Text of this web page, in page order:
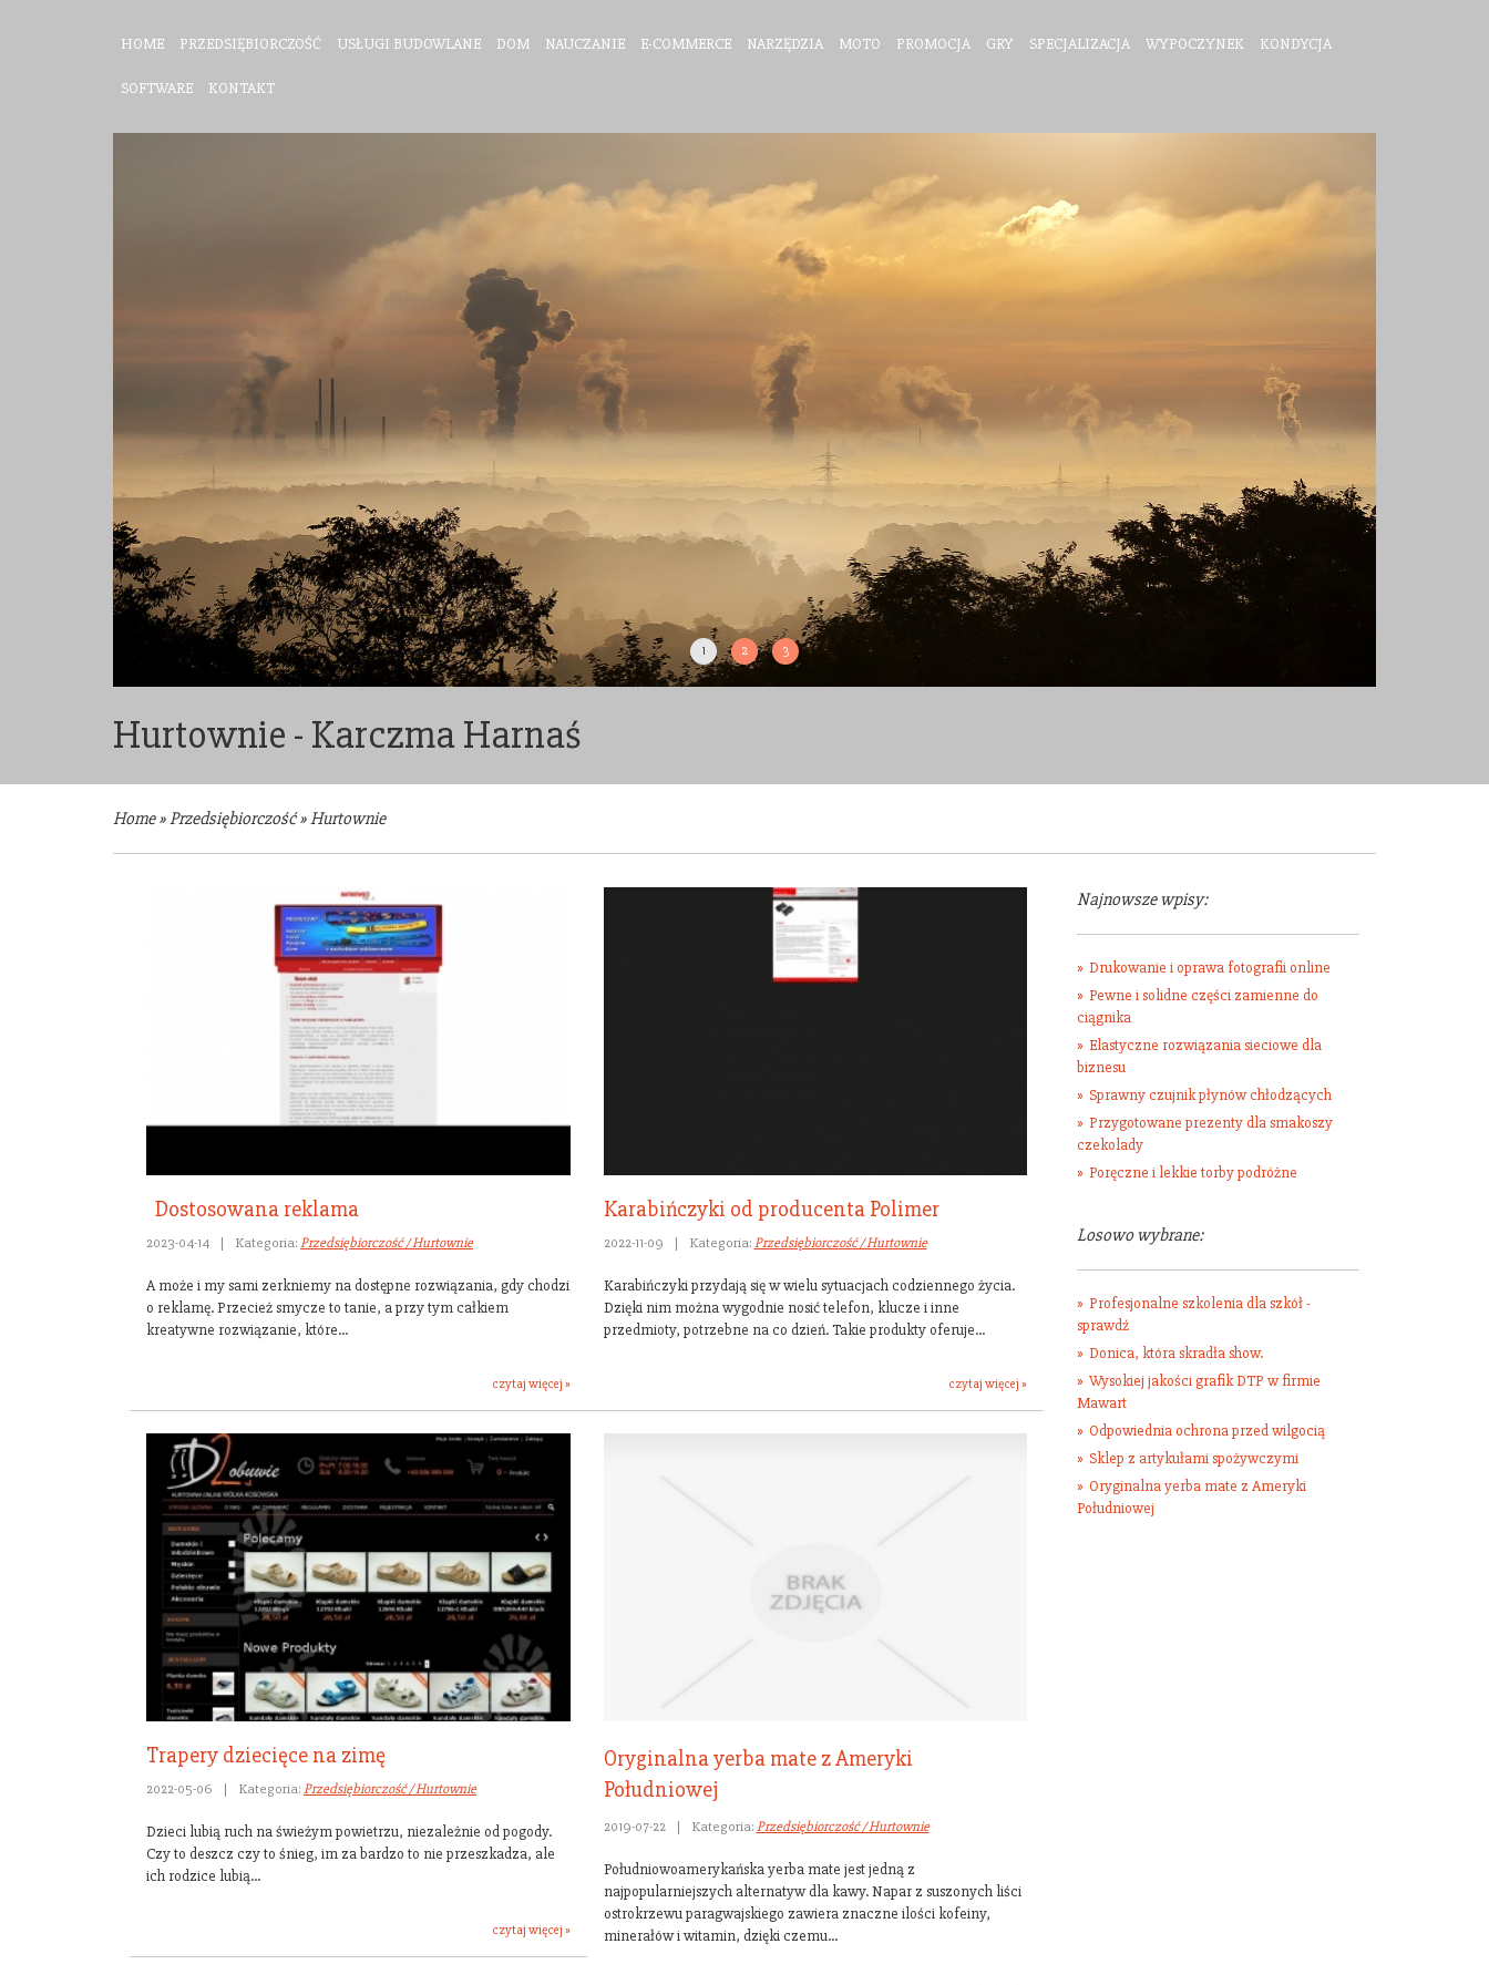
HOME PRZEDSIĘBIORCZOŚĆ USŁUGI BUDOWLANE DOM NAUCZANIE E-COMMERCE NARZĘDZIA MOTO PROMOCJA GRY SPECJALIZACJA WYPOCZYNEK KONDYCJA
SOFTWARE KONTAKT
1 2 3
Hurtownie - Karczma Harnaś
Home»Przedsiębiorczość»Hurtownie
Dostosowana reklama
2023-04-14 | Kategoria:Przedsiębiorczość / Hurtownie
A może i my sami zerkniemy na dostępne rozwiązania, gdy chodzi
o reklamę. Przecież smycze to tanie, a przy tym całkiem
kreatywne rozwiązanie, które...
czytaj więcej »
Karabińczyki od producenta Polimer
2022-11-09 | Kategoria:Przedsiębiorczość / Hurtownie
Karabińczyki przydają się w wielu sytuacjach codziennego życia.
Dzięki nim można wygodnie nosić telefon, klucze i inne
przedmioty, potrzebne na co dzień. Takie produkty oferuje...
czytaj więcej »
Trapery dziecięce na zimę
2022-05-06 | Kategoria:Przedsiębiorczość / Hurtownie
Dzieci lubią ruch na świeżym powietrzu, niezależnie od pogody.
Czy to deszcz czy to śnieg, im za bardzo to nie przeszkadza, ale
ich rodzice lubią...
czytaj więcej »
Oryginalna yerba mate z Ameryki
Południowej
2019-07-22 | Kategoria:Przedsiębiorczość / Hurtownie
Południowoamerykańska yerba mate jest jedną z
najpopularniejszych alternatyw dla kawy. Napar z suszonych liści
ostrokrzewu paragwajskiego zawiera znaczne ilości kofeiny,
minerałów i witamin, dzięki czemu...
Najnowsze wpisy:
Drukowanie i oprawa fotografii online
Pewne i solidne części zamienne do
ciągnika
Elastyczne rozwiązania sieciowe dla
biznesu
Sprawny czujnik płynów chłodzących
Przygotowane prezenty dla smakoszy
czekolady
Poręczne i lekkie torby podróżne
Losowo wybrane:
Profesjonalne szkolenia dla szkół -
sprawdź
Donica, która skradła show.
Wysokiej jakości grafik DTP w firmie
Mawart
Odpowiednia ochrona przed wilgocią
Sklep z artykułami spożywczymi
Oryginalna yerba mate z Ameryki
Południowej